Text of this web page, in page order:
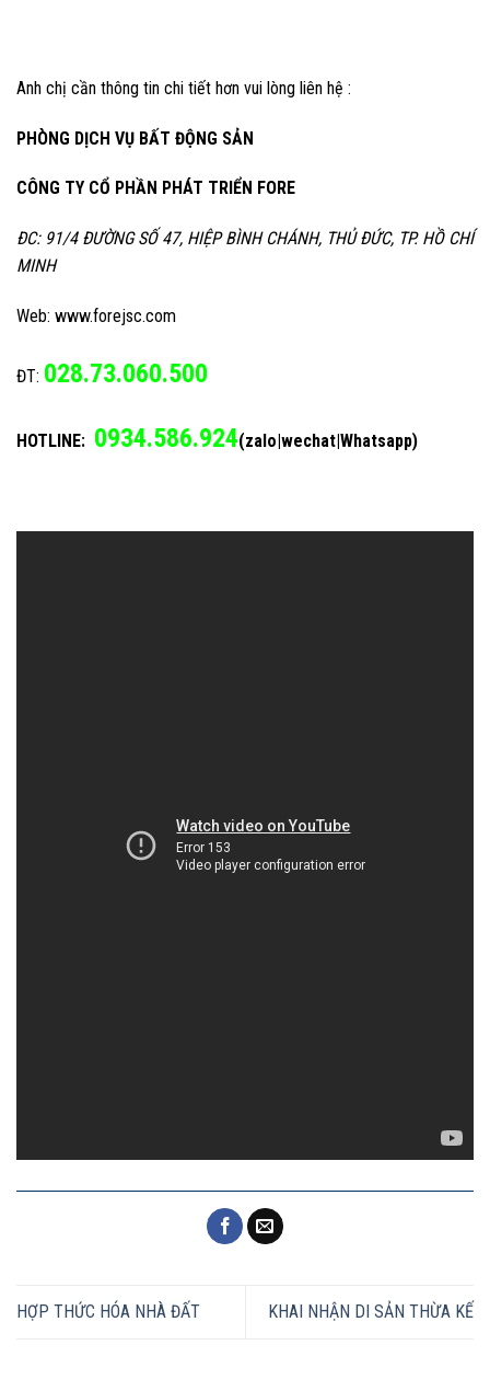
Anh chị cần thông tin chi tiết hơn vui lòng liên hệ :
PHÒNG DỊCH VỤ BẤT ĐỘNG SẢN
CÔNG TY CỔ PHẦN PHÁT TRIỂN FORE
ĐC: 91/4 ĐƯỜNG SỐ 47, HIỆP BÌNH CHÁNH, THỦ ĐỨC, TP. HỒ CHÍ
MINH
Web: www.forejsc.com
ĐT: 028.73.060.500
HOTLINE: 0934.586.924(zalo|wechat|Whatsapp)
HỢP THỨC HÓA NHÀ ĐẤT KHAI NHẬN DI SẢN THỪA KẾ